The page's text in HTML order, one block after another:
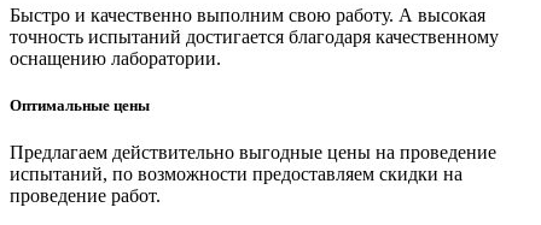
Быстро и качественно выполним свою работу. А высокая
точность испытаний достигается благодаря качественному
оснащению лаборатории.
Оптимальные цены
Предлагаем действительно выгодные цены на проведение
испытаний, по возможности предоставляем скидки на
проведение работ.